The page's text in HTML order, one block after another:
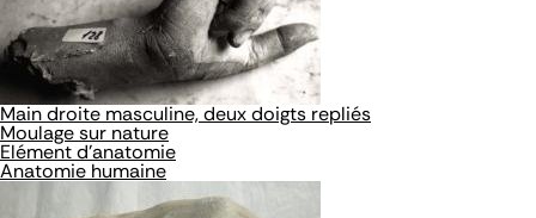
Main droite masculine, deux doigts repliés
Moulage sur nature
Elément d'anatomie
Anatomie humaine